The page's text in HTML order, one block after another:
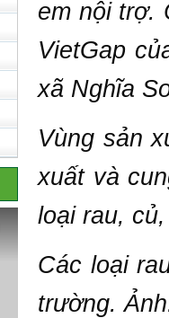
em nội trợ.
VietGap
xã Nghĩa
Vùng sản
xuất và
loại rau,
Các loại
trường.